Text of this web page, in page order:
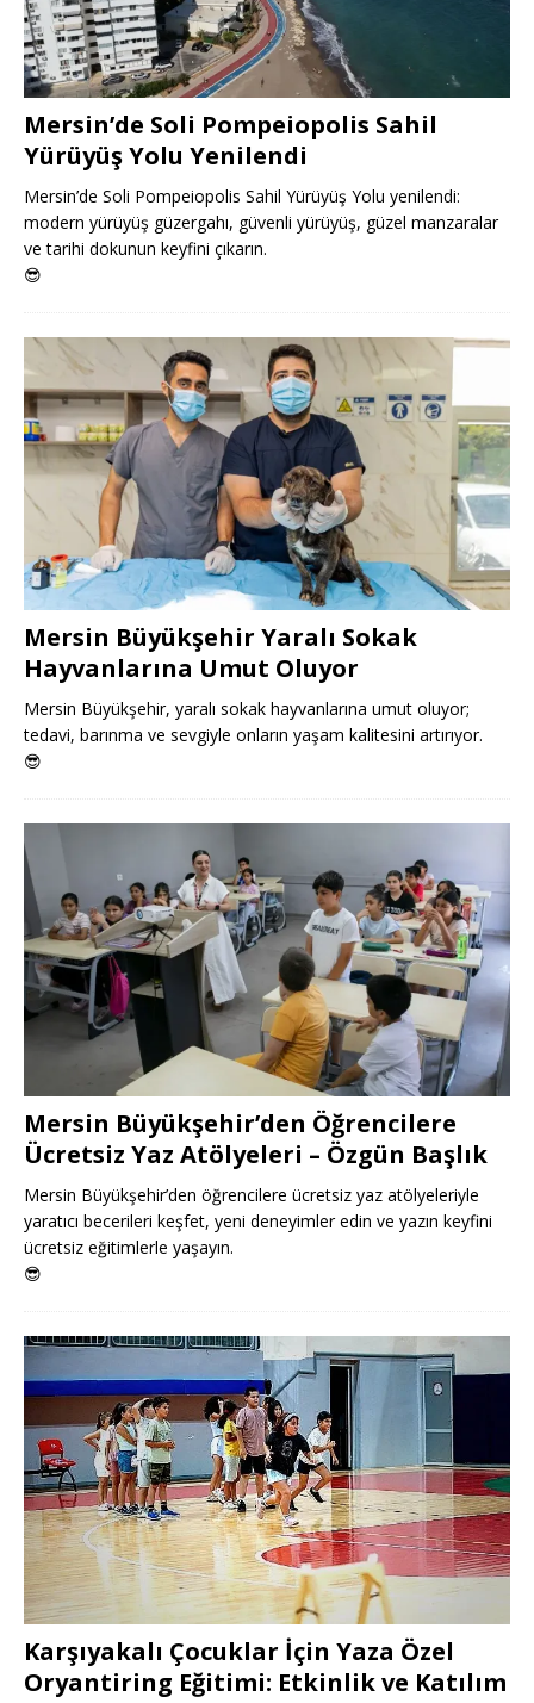
Mersin’de Soli Pompeiopolis Sahil
Yürüyüş Yolu Yenilendi
Mersin’de Soli Pompeiopolis Sahil Yürüyüş Yolu yenilendi:
modern yürüyüş güzergahı, güvenli yürüyüş, güzel manzaralar
ve tarihi dokunun keyfini çıkarın.
😎
Mersin Büyükşehir Yaralı Sokak
Hayvanlarına Umut Oluyor
Mersin Büyükşehir, yaralı sokak hayvanlarına umut oluyor;
tedavi, barınma ve sevgiyle onların yaşam kalitesini artırıyor.
😎
Mersin Büyükşehir’den Öğrencilere
Ücretsiz Yaz Atölyeleri – Özgün Başlık
Mersin Büyükşehir’den öğrencilere ücretsiz yaz atölyeleriyle
yaratıcı becerileri keşfet, yeni deneyimler edin ve yazın keyfini
ücretsiz eğitimlerle yaşayın.
😎
Karşıyakalı Çocuklar İçin Yaza Özel
Oryantiring Eğitimi: Etkinlik ve Katılım